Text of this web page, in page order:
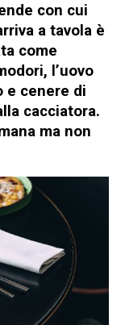
con cui
a tavola è
come
, l’uovo
e cenere di
cacciatora.
ma non